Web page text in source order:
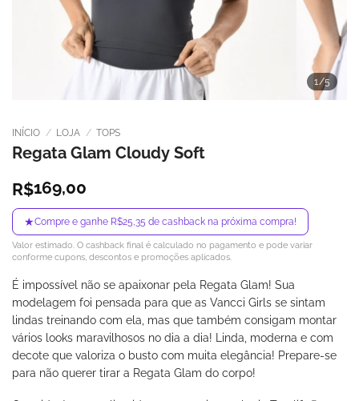
1 /5
INÍCIO / LOJA / TOPS
Regata Glam Cloudy Soft
R$169,00
★Compre e ganhe R$25,35 de cashback na próxima compra!
Valor estimado. O cashback final é calculado no pagamento e pode variar
conforme cupons, descontos e promoções aplicados.
É impossível não se apaixonar pela Regata Glam! Sua
modelagem foi pensada para que as Vancci Girls se sintam
lindas treinando com ela, mas que também consigam montar
vários looks maravilhosos no dia a dia! Linda, moderna e com
decote que valoriza o busto com muita elegância! Prepare-se
para não querer tirar a Regata Glam do corpo!